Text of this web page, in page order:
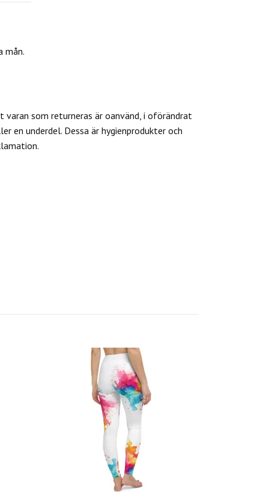
mån.
som returneras är oanvänd, i oförändrat
en underdel. Dessa är hygienprodukter och